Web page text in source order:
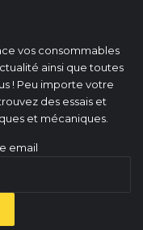
vos consommables
ainsi que toutes
! Peu importe votre
des essais et
et mécaniques.
email